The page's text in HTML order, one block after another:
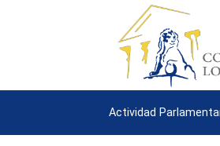
Actividad